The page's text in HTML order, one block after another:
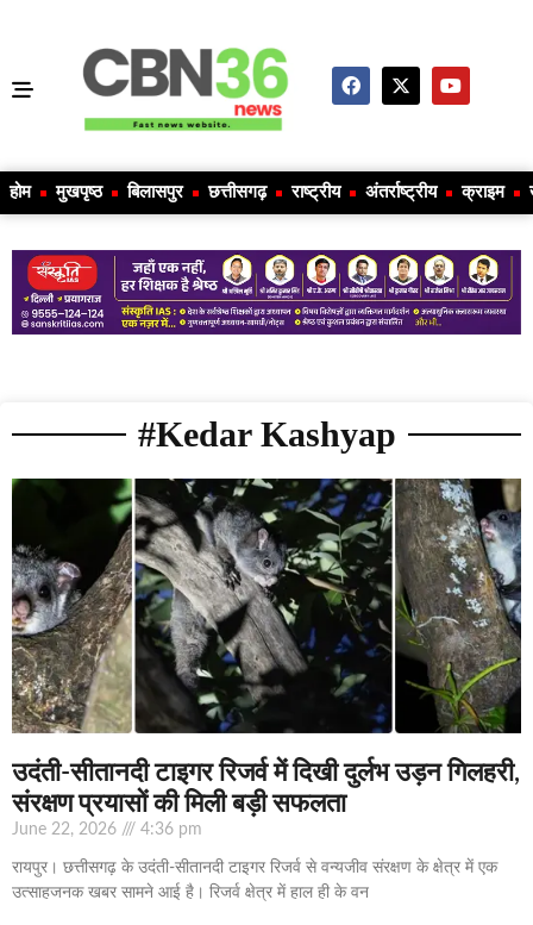
होम मुखपृष्ठ बिलासपुर छत्तीसगढ़ राष्ट्रीय अंतर्राष्ट्रीय क्राइम
#Kedar Kashyap
उदंती-सीतानदी टाइगर रिजर्व में दिखी दुर्लभ उड़न गिलहरी,
संरक्षण प्रयासों की मिली बड़ी सफलता
June 22, 2026 4:36 pm
रायपुर। छत्तीसगढ़ के उदंती-सीतानदी टाइगर रिजर्व से वन्यजीव संरक्षण के क्षेत्र में एक
उत्साहजनक खबर सामने आई है। रिजर्व क्षेत्र में हाल ही के वन